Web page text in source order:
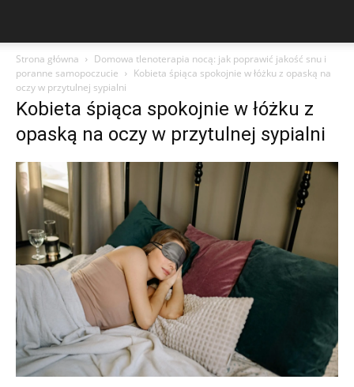
Strona główna
Domowa tlenoterapia nocą: jak poprawić jakość snu i
poranne samopoczucie
Kobieta śpiąca spokojnie w łóżku z opaską na
oczy w przytulnej sypialni
Kobieta śpiąca spokojnie w łóżku z
opaską na oczy w przytulnej sypialni